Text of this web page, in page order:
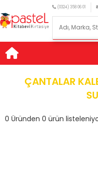
(0324) 358 06 01
ÇANTALAR
0 Üründen 0 ürün